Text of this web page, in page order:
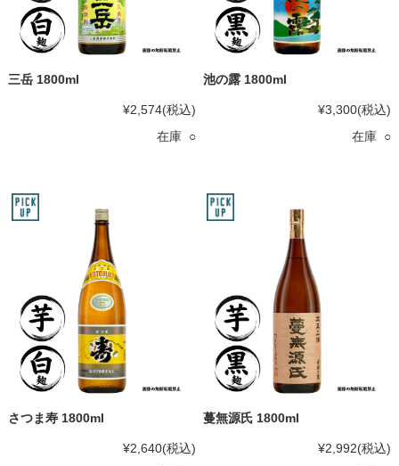
三岳 1800ml
¥2,574(税込)
在庫 ○
池の露 1800ml
¥3,300(税込)
在庫 ○
さつま寿 1800ml
¥2,640(税込)
蔓無源氏 1800ml
¥2,992(税込)